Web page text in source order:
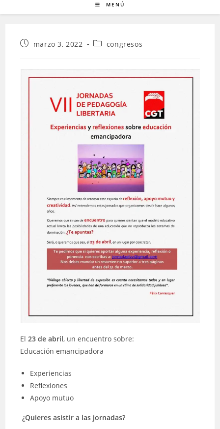
MENÚ
Publicación
entrada:
marzo 3, 2022
Categoría
congresos
El23 de abril, un encuentro sobre:
Educación emancipadora
Experiencias
Reflexiones
Apoyo mutuo
¿Quieres asistir a las jornadas?